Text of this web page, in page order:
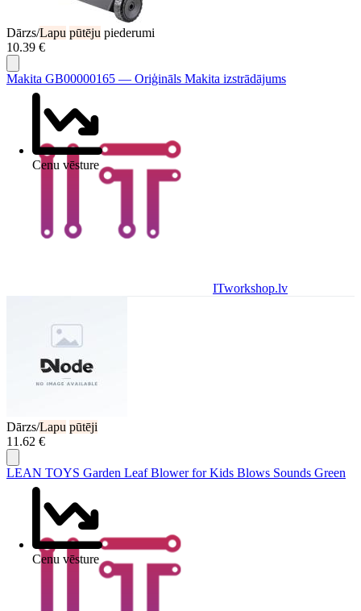
Dārzs/Lapu pūtēju piederumi
10.39 €
Cenu vēsture
Makita GB00000165 — Oriģināls Makita izstrādājums
ITworkshop.lv
Dārzs/Lapu pūtēji
11.62 €
Cenu vēsture
LEAN TOYS Garden Leaf Blower for Kids Blows Sounds Green